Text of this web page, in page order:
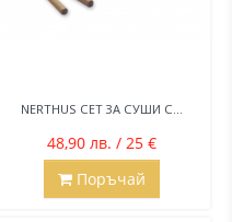
NERTHUS СЕТ ЗА СУШИ С...
48,90 лв. / 25 €
Поръчай